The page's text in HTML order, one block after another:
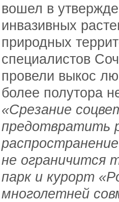
вошел в
инвазивных
природных
специалистов
провели выкос
более полутора
«Срезание
предотвратить
не ограничится
парк и курорт
многолетней